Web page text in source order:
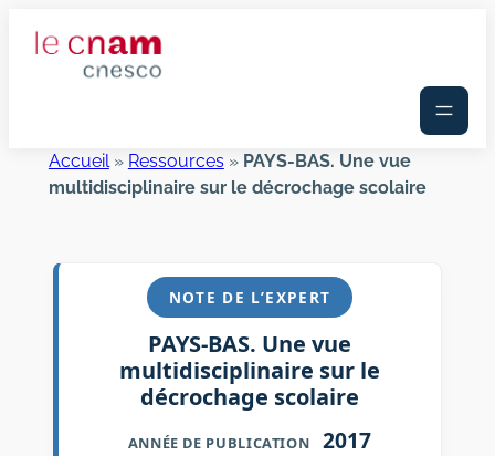
Accueil» Ressources» PAYS-BAS. Une vue
multidisciplinaire sur le décrochage scolaire
NOTE DE L’EXPERT
PAYS-BAS. Une vue
multidisciplinaire sur le
décrochage scolaire
ANNÉE DE PUBLICATION 2017